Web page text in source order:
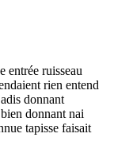
entrée ruisseau
rien entend
donnant
donnant nai
tapisse faisait